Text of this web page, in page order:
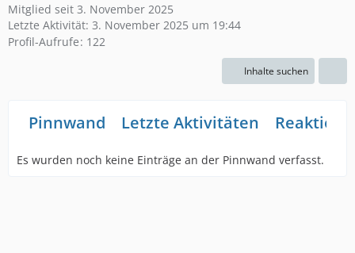
Mitglied seit 3. November 2025
Letzte Aktivität: 3. November 2025 um 19:44
Profil-Aufrufe 122
Inhalte suchen
Pinnwand Letzte Aktivitäten
Es wurden noch keine Einträge an der Pinnwand verfasst.